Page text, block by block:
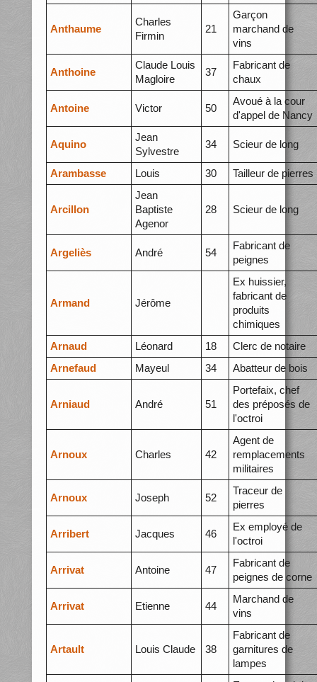
Anthaume
Charles
Firmin
21
Garçon
marchand de
vins
Anthoine
Claude Louis
Magloire
37
Fabricant de
chaux
Antoine Victor 50
Avoué à la cour
d'appel de Nancy
Aquino
Jean
Sylvestre
34 Scieur de long
Arambasse Louis 30 Tailleur de pierres
Arcillon
Jean
Baptiste
Agenor
28 Scieur de long
Argeliès André 54
Fabricant de
peignes
Armand Jérôme
Ex huissier,
fabricant de
produits
chimiques
Arnaud
Léonard 18
Clerc de notaire
Arnefaud
Mayeul 34 Abatteur de bois
Arniaud André 51
Portefaix, chef
des préposés de
l'octroi
Arnoux Charles 42
Agent de
remplacements
militaires
Arnoux Joseph 52
Traceur de
pierres
Arribert Jacques 46
Ex employé de
l'octroi
Arrivat Antoine 47
Fabricant de
peignes de corne
Arrivat Etienne 44
Marchand de
vins
Artault Louis Claude 38
Fabricant de
garnitures de
lampes